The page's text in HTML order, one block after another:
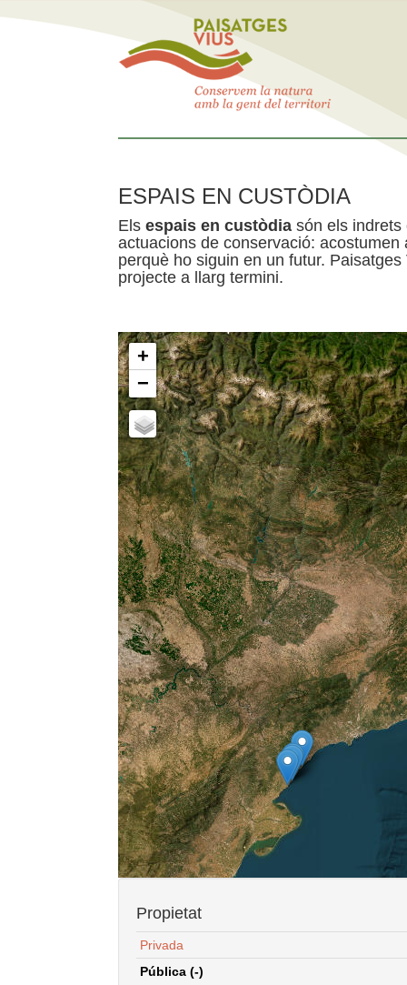
ESPAIS EN CUSTÒDIA
Els espais en custòdia són els indrets
actuacions de conservació:
perquè ho siguin en un futur.
projecte a llarg termini.
+
−
Propietat
Privada
Pública (-)